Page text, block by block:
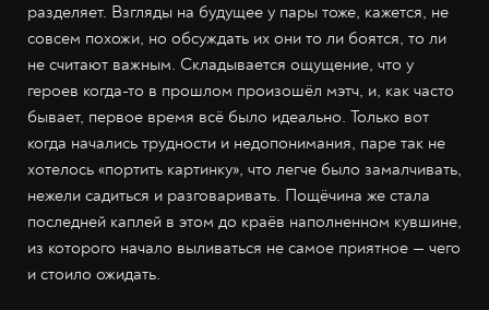
разделяет. Взгляды на будущее у пары тоже, кажется, не
совсем похожи, но обсуждать их они то ли боятся, то ли
не считают важным. Складывается ощущение, что у
героев когда-то в прошлом произошёл мэтч, и, как часто
бывает, первое время всё было идеально. Только вот
когда начались трудности и недопонимания, паре так не
хотелось «портить картинку», что легче было замалчивать,
нежели садиться и разговаривать. Пощёчина же стала
последней каплей в этом до краёв наполненном кувшине,
из которого начало выливаться не самое приятное — чего
и стоило ожидать.